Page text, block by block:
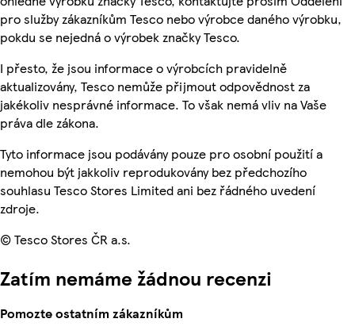
pro služby zákazníkům Tesco nebo výrobce daného výrobku,
pokdu se nejedná o výrobek značky Tesco.
I přesto, že jsou informace o výrobcích pravidelně
aktualizovány, Tesco nemůže přijmout odpovědnost za
jakékoliv nesprávné informace. To však nemá vliv na Vaše
práva dle zákona.
Tyto informace jsou podávány pouze pro osobní použití a
nemohou být jakkoliv reprodukovány bez předchozího
souhlasu Tesco Stores Limited ani bez řádného uvedení
zdroje.
© Tesco Stores ČR a.s.
Zatím nemáme žádnou recenzi
Pomozte ostatním zákazníkům